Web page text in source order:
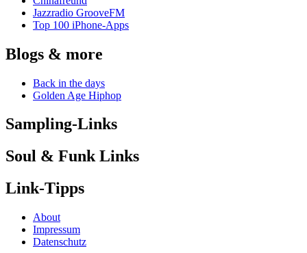
Jazzradio GrooveFM
Top 100 iPhone-Apps
Blogs & more
Back in the days
Golden Age Hiphop
Sampling-Links
Soul & Funk Links
Link-Tipps
About
Impressum
Datenschutz